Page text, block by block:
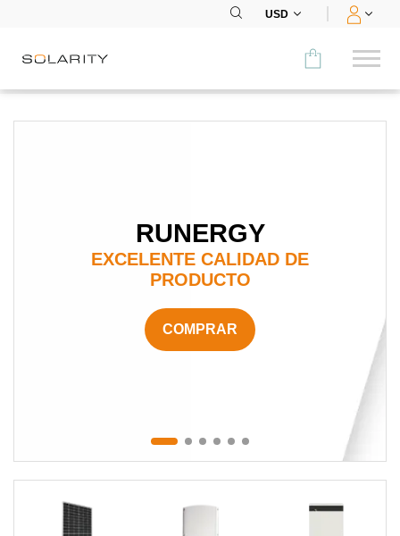
USD
Comparar
Menú cliente
Registro
RUNERGY
EXCELENTE CALIDAD DE
PRODUCTO
COMPRAR